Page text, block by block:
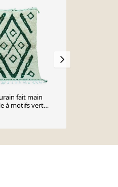
fait main
à motifs vert